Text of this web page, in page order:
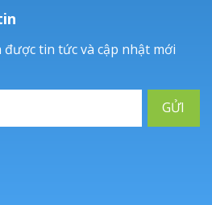
tin tức và cập nhật mới
GỬI